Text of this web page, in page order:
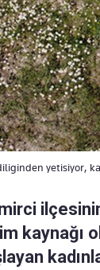
yetisiyor,